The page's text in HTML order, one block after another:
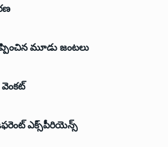
మూడు జంటలు
వెంకట్
ఎక్స్‌పీరియెన్స్